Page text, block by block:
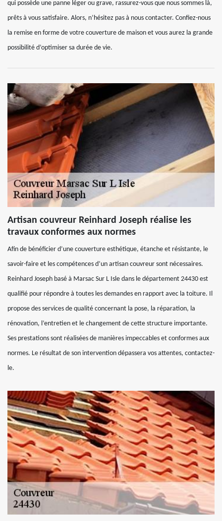
qui possède une panne léger ou grave, rassurez-vous que nous sommes là,
prêts à vous satisfaire. Alors, n’hésitez pas à nous contacter. Confiez-nous
la remise en forme de votre couverture de maison et vous aurez la grande
possibilité d’optimiser sa durée de vie.
Artisan couvreur Reinhard Joseph réalise les
travaux conformes aux normes
Afin de bénéficier d’une couverture esthétique, étanche et résistante, le
savoir-faire et les compétences d’un artisan couvreur sont nécessaires.
Reinhard Joseph basé à Marsac Sur L Isle dans le département 24430 est
qualifié pour répondre à toutes les demandes en rapport avec la toiture. Il
propose des services de qualité concernant la pose, la réparation, la
rénovation, l’entretien et le changement de cette structure importante.
Ses prestations sont réalisées de manières impeccables et conformes aux
normes. Le résultat de son intervention dépassera vos attentes, contactez-
le.